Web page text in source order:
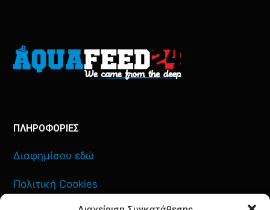
ΠΛΗΡΟΦΟΡΙΕΣ
Διαφημίσου εδώ
Πολιτική Cookies